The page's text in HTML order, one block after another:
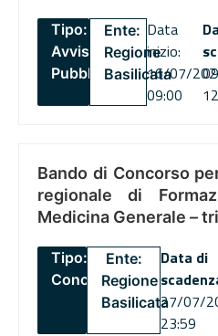
Tipo:
Avviso
Pubblico
Ente:
Regione
Basilicata
Data
inizio:
16/07/
09:00
Bando di Concorso
regionale di
Medicina Generale –
Tipo:
Concorsi
Ente:
Regione
Basilicata
Data di
27/07/
23:59